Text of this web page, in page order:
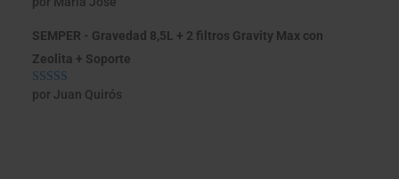
SEMPER - Gravedad 8,5L + 2 filtros Gravity Max con
Zeolita + Soporte
Valorado con
por Juan Quirós